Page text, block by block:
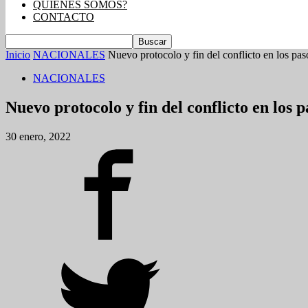
QUIENES SOMOS?
CONTACTO
Inicio NACIONALES Nuevo protocolo y fin del conflicto en los
NACIONALES
Nuevo protocolo y fin del conflicto en los
30 enero, 2022